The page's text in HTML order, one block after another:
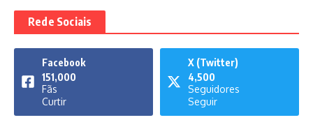
Rede Sociais
Facebook
151,000
Fãs
Curtir
X (Twitter)
4,500
Seguidores
Seguir